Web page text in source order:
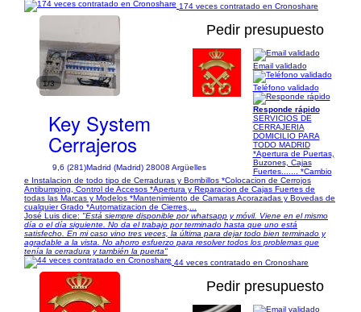
174 veces contratado en Cronoshare
1/3
Pedir presupuesto
Key System
Cerrajeros
9,6 (281)Madrid (Madrid) 28008 Argüelles
Email validado
Teléfono validado
Responde rápido
SERVICIOS DE
CERRAJERIA
DOMICILIO PARA
TODO MADRID
*Apertura de Puertas,
Buzones, Cajas
Fuertes....... *Cambio
e Instalacion de todo tipo de Cerraduras y Bombillos *Colocacion de Cerrojos
Antibumping, Control de Accesos *Apertura y Reparacion de Cajas Fuertes de
todas las Marcas y Modelos *Mantenimiento de Camaras Acorazadas y Bovedas de
cualquier Grado *Automatizacion de Cierres,...
José Luis dice: "Está siempre disponible por whatsapp y móvil. Viene en el mismo
día o el día siguiente. No da el trabajo por terminado hasta que uno está
satisfecho. En mi caso vino tres veces, la última para dejar todo bien terminado y
agradable a la vista. No ahorro esfuerzo para resolver todos los problemas que
tenía la cerradura y también la puerta"
44 veces contratado en Cronoshare
Pedir presupuesto